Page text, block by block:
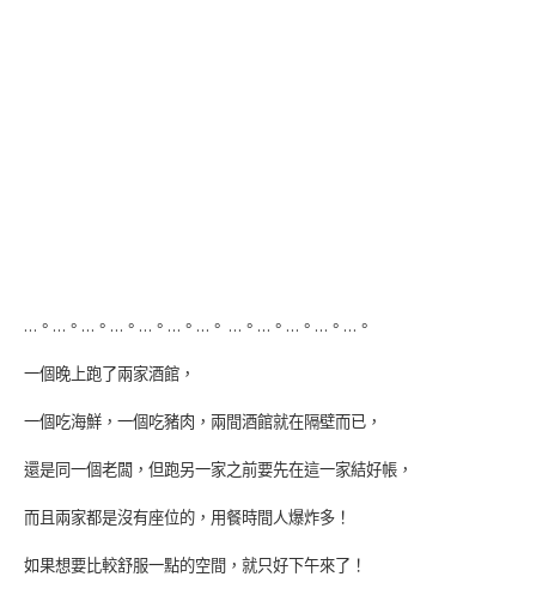
…。…。…。…。…。…。…。 …。…。…。…。…。
一個晚上跑了兩家酒館，
一個吃海鮮，一個吃豬肉，兩間酒館就在隔壁而已，
還是同一個老闆，但跑另一家之前要先在這一家結好帳，
而且兩家都是沒有座位的，用餐時間人爆炸多！
如果想要比較舒服一點的空間，就只好下午來了！